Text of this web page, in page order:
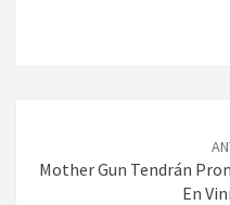
entradas
Mother Gun Tendrán
En